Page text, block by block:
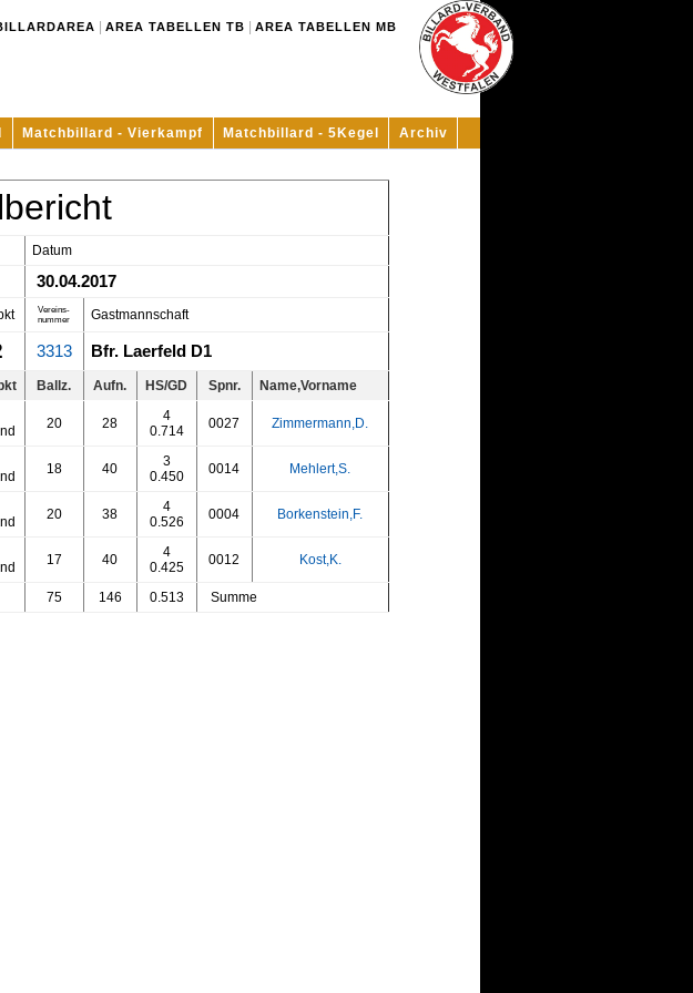
AREA TABELLEN TB AREA TABELLEN MB
Matchbillard - Vierkampf Matchbillard - 5Kegel Archiv
Datum
30.04.2017
Vereins-
nummer
Gastmannschaft
3313 Bfr. Laerfeld D1
Ballz. Aufn. HS/GD Spnr. Name,Vorname
20 28
4
0.714
0027 Zimmermann,D.
18 40
3
0.450
0014 Mehlert,S.
20 38
4
0.526
0004 Borkenstein,F.
17 40
4
0.425
0012 Kost,K.
75 146 0.513 Summe